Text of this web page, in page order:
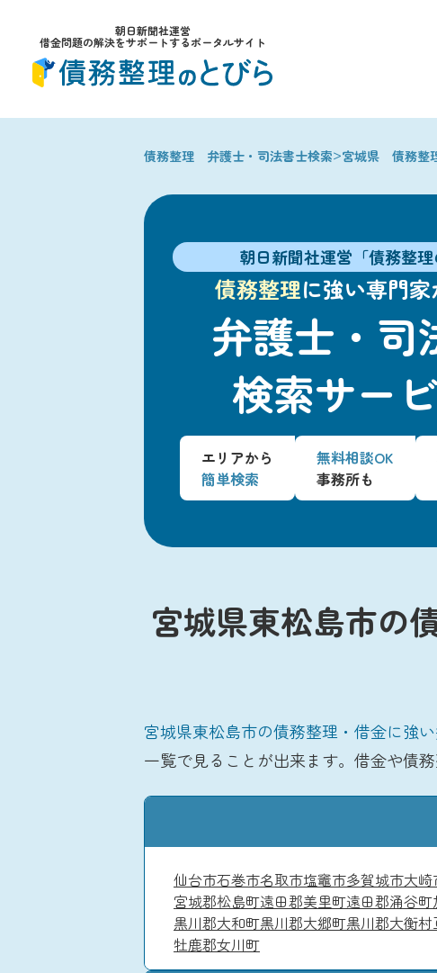
朝日新聞社運営
借金問題の解決をサポートするポータルサイト
債務整理 弁護士・司法書士検索>宮城県 債務整
朝日新聞社運営「債務整理
債務整理に強い専門
弁護士・司
検索サー
エリアから
簡単検索
無料相談OK
事務所も
宮城県東松島市の
宮城県東松島市の債務整理・借金に強
一覧で見ることが出来ます。借金や債
仙台市石巻市名取市塩竈市多賀城市大崎
宮城郡松島町遠田郡美里町遠田郡涌谷町
黒川郡大和町黒川郡大郷町黒川郡大衡村
牡鹿郡女川町